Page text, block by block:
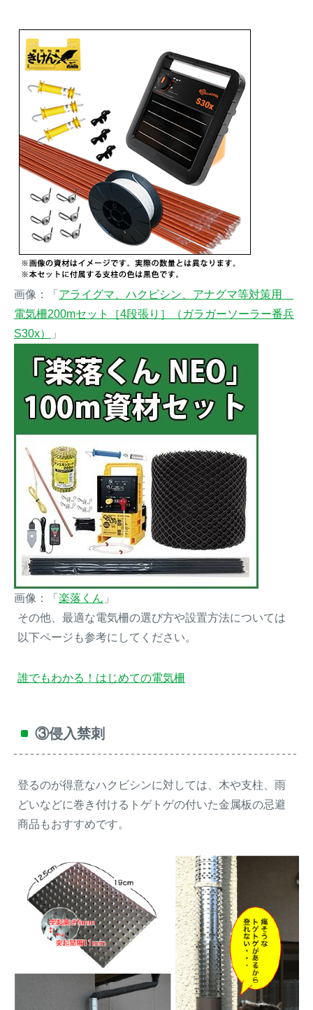
画像：「 アライグマ、ハクビシン、アナグマ等対策用
電気柵200mセット［4段張り］（ガラガーソーラー番兵
S30x）
」
画像：「 楽落くん 」
その他、最適な電気柵の選び方や設置方法については
以下ページも参考にしてください。
誰でもわかる！はじめての電気柵
③侵入禁刺
登るのが得意なハクビシンに対しては、木や支柱、雨
どいなどに巻き付けるトゲトゲの付いた金属板の忌避
商品もおすすめです。